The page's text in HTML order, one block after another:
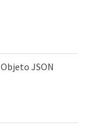
Objeto JSON